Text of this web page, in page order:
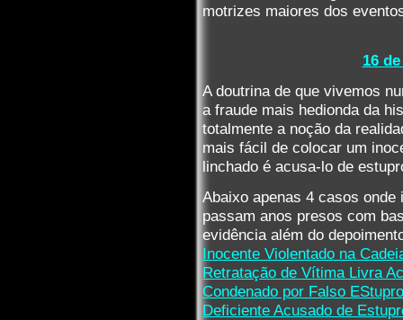
motrizes maiores dos
16
A doutrina de que vivemos
a fraude mais hedionda da
totalmente a noção da
mais fácil de colocar um
linchado é acusa-lo de
Abaixo apenas 4 casos
passam anos presos com
evidência além do
Inocente Violentado na
Retratação de Vítima Livra
Condenado por Falso
Deficiente Acusado de